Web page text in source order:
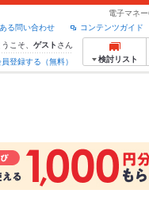
電子マネ
コンテンツガイド
る問い合わせ
うこそ、 ゲスト さん
員登録する（無料）
検討リスト